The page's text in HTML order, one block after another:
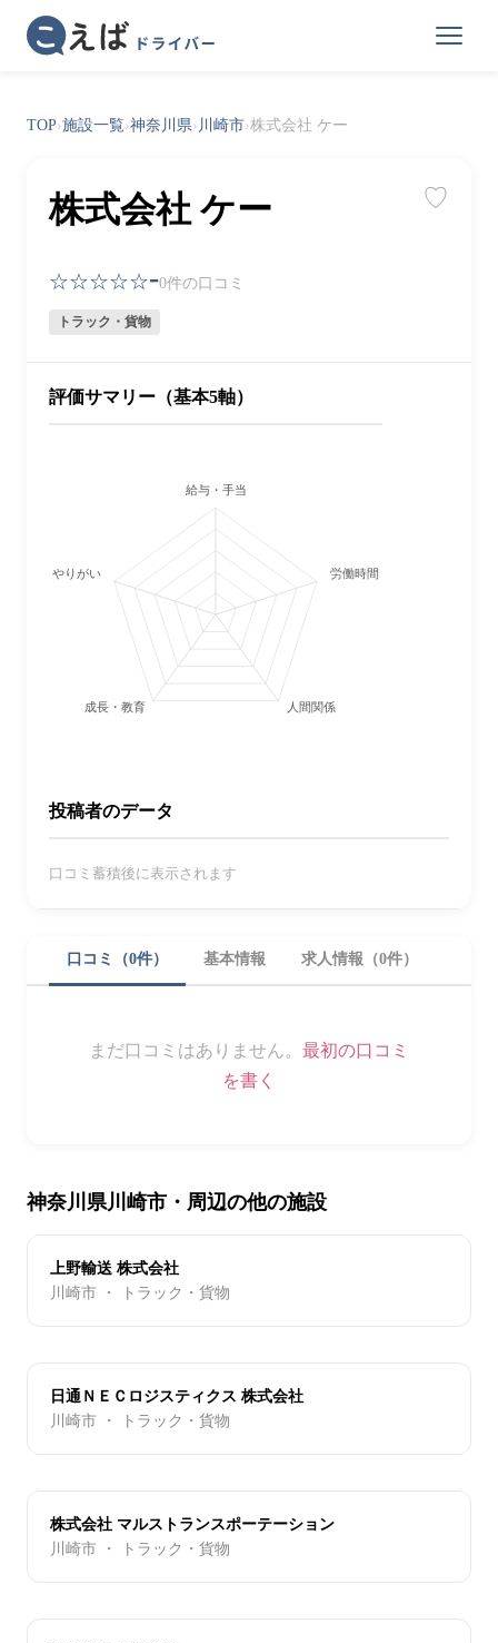
TOP›施設一覧›神奈川県› 川崎市›株式会社 ケー
株式会社 ケー ♡
☆☆☆☆☆-0件の口コミ
トラック・貨物
評価サマリー（基本5軸）
給与・手当
労働時間・休日
人間関係
成長・教育
やりがい
投稿者のデータ
口コミ蓄積後に表示されます
口コミ（0件） 基本情報 求人情報（0件）
まだ口コミはありません。 最初の口コミ
を書く
神奈川県川崎市・周辺の他の施設
上野輸送 株式会社
川崎市 ・ トラック・貨物
日通ＮＥＣロジスティクス 株式会社
川崎市 ・ トラック・貨物
株式会社 マルストランスポーテーション
川崎市 ・ トラック・貨物